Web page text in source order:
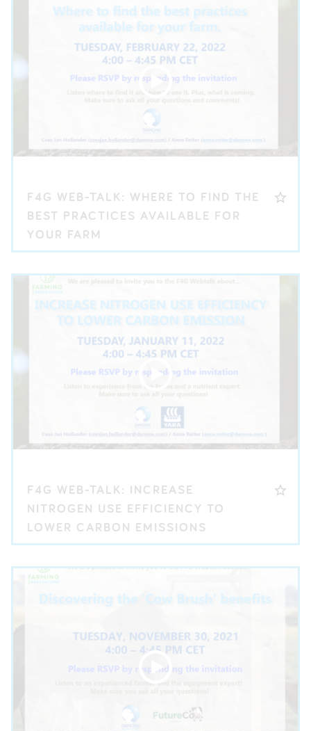
F4G WEB-TALK: WHERE TO FIND THE
BEST PRACTICES AVAILABLE FOR
YOUR FARM
F4G WEB-TALK: INCREASE
NITROGEN USE EFFICIENCY TO
LOWER CARBON EMISSIONS